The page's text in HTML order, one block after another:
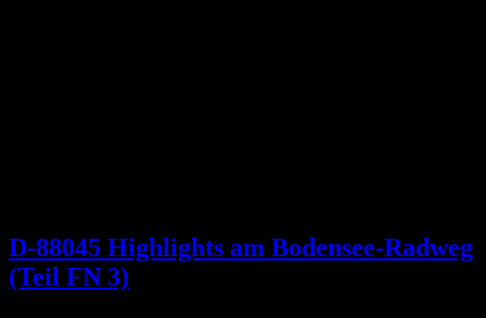
D-88045 Highlights am Bodensee-Radweg
(Teil FN 3)